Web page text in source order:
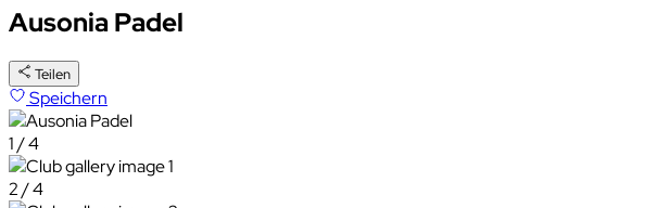
Ausonia Padel
Teilen
Speichern
1 / 4
2 / 4